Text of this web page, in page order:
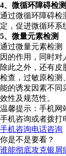
4、微循环障碍检测
通过微循环障碍检
定，促进微循环系
5、微量元素检测
通过微量元素检测
因的作用，同时对
除此之外，还有
检查，过敏原检测
能的诱发因素不同
效性及规范性。
温馨提示：手机网
手机咨询或者拨打
手机咨询电话咨询
你是不是要看？
谁能彻底攻克银屑